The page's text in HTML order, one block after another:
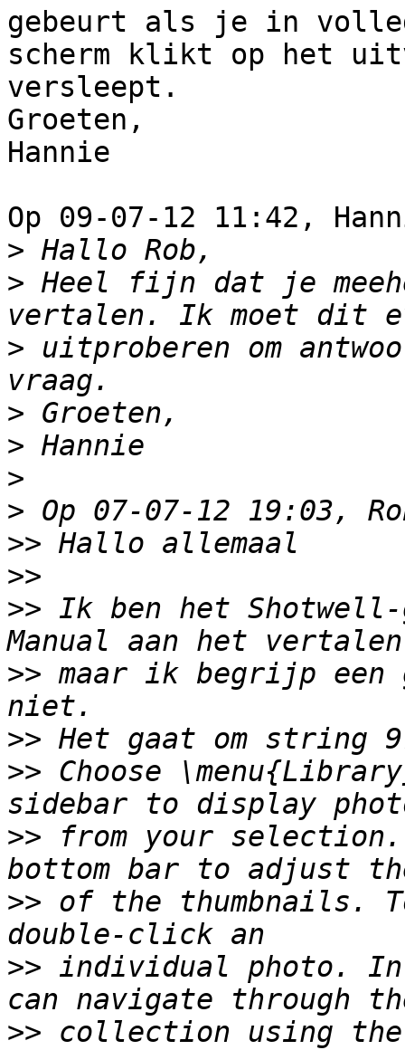
gebeurt als je in
scherm klikt op het
versleept.
Groeten,
Hannie
Op 09-07-12 11:42,
>
> Heel fijn dat je
> uitproberen om
>
>
>
>
>>
>>
>> Ik ben het Shotwell-
>> maar ik begrijp een
>>
>> Choose
>> from your
>> of the thumbnails.
>> individual photo.
>> collection using the